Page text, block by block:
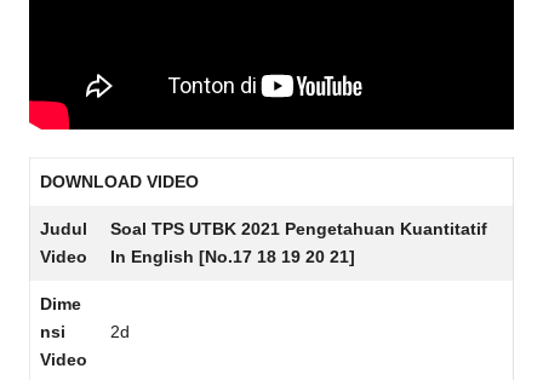
DOWNLOAD VIDEO
Judul
Video
Soal TPS UTBK 2021 Pengetahuan Kuantitatif
In English [No.17 18 19 20 21]
Dime
nsi
Video
2d